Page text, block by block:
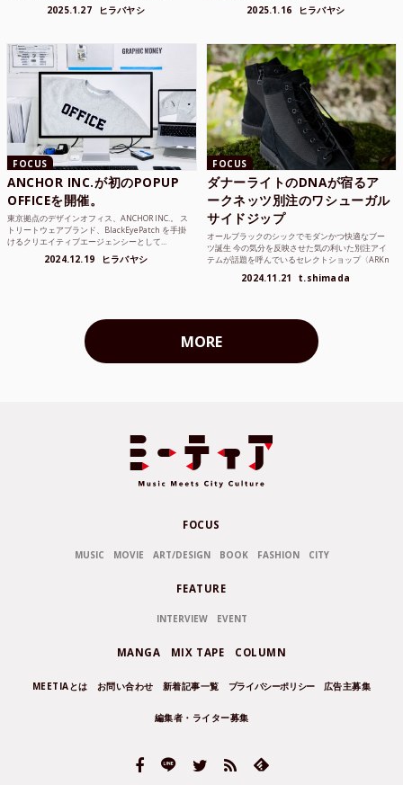
2025.1.27 ヒラバヤシ 2025.1.16 ヒラバヤシ
FOCUS
ANCHOR INC.が初のPOPUP
OFFICEを開催。
東京拠点のデザインオフィス、ANCHOR INC.。 ス
トリートウェアブランド、BlackEyePatch を手掛
けるクリエイティブエージェンシーとして...
2024.12.19 ヒラバヤシ
FOCUS
ダナーライトのDNAが宿るア
ークネッツ別注のワシューガル
サイドジップ
オールブラックのシックでモダンかつ快適なブー
ツ誕生 今の気分を反映させた気の利いた別注アイ
テムが話題を呼んでいるセレクトショップ〈ARKn
2024.11.21 t.shimada
MORE
FOCUS
MUSIC MOVIE ART/DESIGN BOOK FASHION CITY
FEATURE
INTERVIEW EVENT
MANGA MIX TAPE COLUMN
MEETIAとは お問い合わせ 新着記事一覧 プライバシーポリシー 広告主募集
編集者・ライター募集